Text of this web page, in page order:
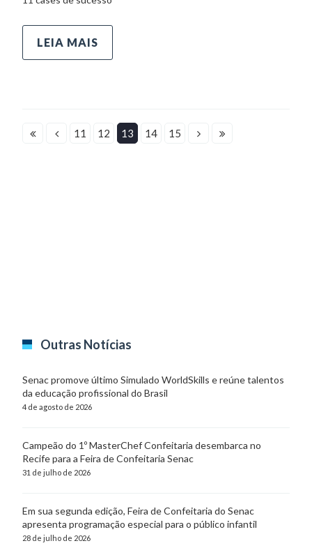
LEIA MAIS
11 12 13 14 15
Outras Notícias
Senac promove último Simulado WorldSkills e reúne talentos
da educação profissional do Brasil
4 de agosto de 2026
Campeão do 1º MasterChef Confeitaria desembarca no
Recife para a Feira de Confeitaria Senac
31 de julho de 2026
Em sua segunda edição, Feira de Confeitaria do Senac
apresenta programação especial para o público infantil
28 de julho de 2026